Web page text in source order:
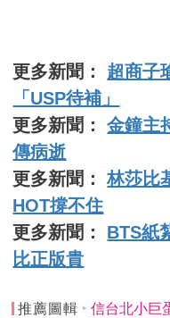
更多新聞： 超商子
「USP待補」
更多新聞：金鐘主
傳病逝
更多新聞：林莎比
HOT撐不住
更多新聞： BTS紙
比正版貴
推薦圖輯 信台北小巨